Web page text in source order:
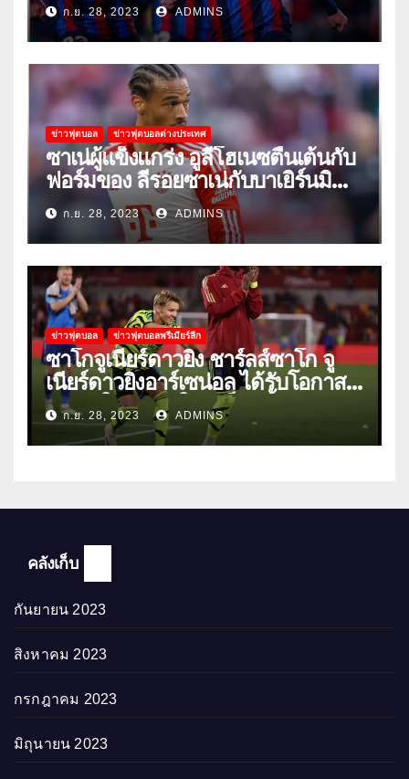
ก.ย. 28, 2023 ADMINS
ข่าวฟุตบอล ข่าวฟุตบอลต่างประเทศ
ซาเน่ผู้แข็งแกร่ง อูลี่โฮเนซตื่นเต้นกับ
ฟอร์มของ ลีรอยซาเน่กับบาเยิร์นมิ
วนิคก.ย. 28, 2023 ADMINS
ข่าวฟุตบอล ข่าวฟุตบอลพรีเมียร์ลีก
ซาโกจูเนียร์ดาวยิง ชาร์ลส์ซาโก จู
เนียร์ดาวยิงอาร์เซน่อล ได้รับโอกาส
ลงเล่นให้ทีมชุดใหญ่เป็นครั้งแรก
ก.ย. 28, 2023 ADMINS
คลังเก็บ
กันยายน 2023
สิงหาคม 2023
กรกฎาคม 2023
มิถุนายน 2023